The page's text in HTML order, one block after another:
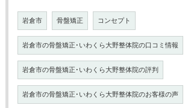
岩倉市 骨盤矯正 コンセプト
岩倉市の骨盤矯正･いわくら大野整体院の口コミ情報
岩倉市の骨盤矯正･いわくら大野整体院の評判
岩倉市の骨盤矯正･いわくら大野整体院のお客様の声